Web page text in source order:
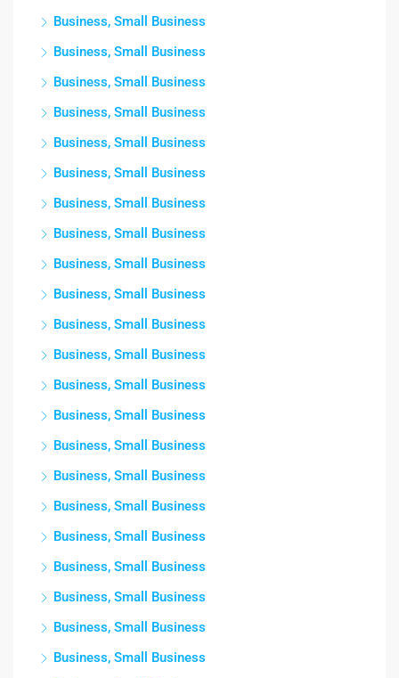
Business, Small Business
Business, Small Business
Business, Small Business
Business, Small Business
Business, Small Business
Business, Small Business
Business, Small Business
Business, Small Business
Business, Small Business
Business, Small Business
Business, Small Business
Business, Small Business
Business, Small Business
Business, Small Business
Business, Small Business
Business, Small Business
Business, Small Business
Business, Small Business
Business, Small Business
Business, Small Business
Business, Small Business
Business, Small Business